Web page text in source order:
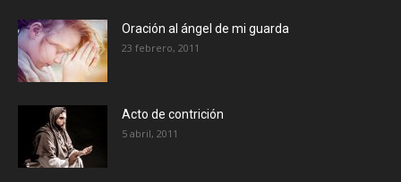
Oración al ángel de mi guarda
23 febrero, 2011
Acto de contrición
5 abril, 2011